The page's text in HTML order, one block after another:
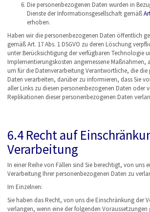
Die personenbezogenen Daten wurden in
Dienste der Informationsgesellschaft gemäß
erhoben.
Haben wir die personenbezogenen Daten öffentlich
gemäß Art. 17 Abs. 1 DSGVO zu deren Löschung
unter Berücksichtigung der verfügbaren Technologie
Implementierungskosten angemessene Maßnahmen,
um für die Datenverarbeitung Verantwortliche, die die
Daten verarbeiten, darüber zu informieren, dass Sie
aller Links zu diesen personenbezogenen Daten oder
Replikationen dieser personenbezogenen Daten
6.4 Recht auf
Verarbeitung
In einer Reihe von Fällen sind Sie berechtigt, von uns
Verarbeitung Ihrer personenbezogenen Daten zu
Im Einzelnen:
Sie haben das Recht, von uns die Einschränkung der
verlangen, wenn eine der folgenden Voraussetzungen